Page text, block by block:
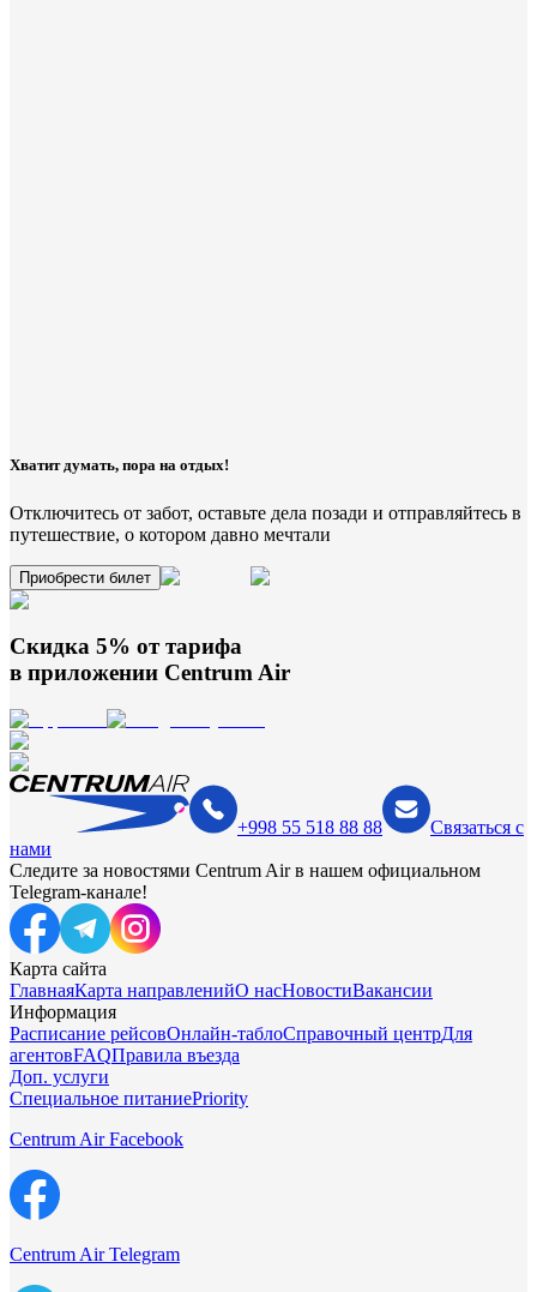
Хватит думать, пора на отдых!
Отключитесь от забот, оставьте дела позади и отправляйтесь в
путешествие, о котором давно мечтали
Приобрести билет
Скидка 5% от тарифа
в приложении Centrum Air
+998 55 518 88 88
Связаться с
нами
Следите за новостями Centrum Air в нашем официальном
Telegram-канале!
Карта сайта
ГлавнаяКарта направленийО насНовостиВакансии
Информация
Расписание рейсовОнлайн-таблоСправочный центрДля
агентовFAQПравила въезда
Доп. услуги
Специальное питаниеPriority
Centrum Air Facebook
Centrum Air Telegram